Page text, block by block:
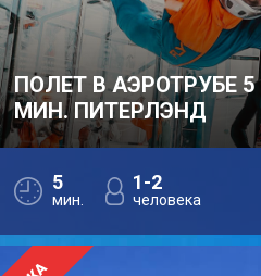
ПОЛЕТ В АЭРОТРУБЕ 5
МИН. ПИТЕРЛЭНД
5
мин.
1-2
человека